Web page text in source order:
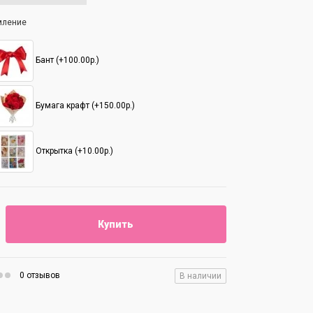
Бант (+100.00р.)
Бумага крафт (+150.00р.)
Открытка (+10.00р.)
Купить
0 отзывов В наличии